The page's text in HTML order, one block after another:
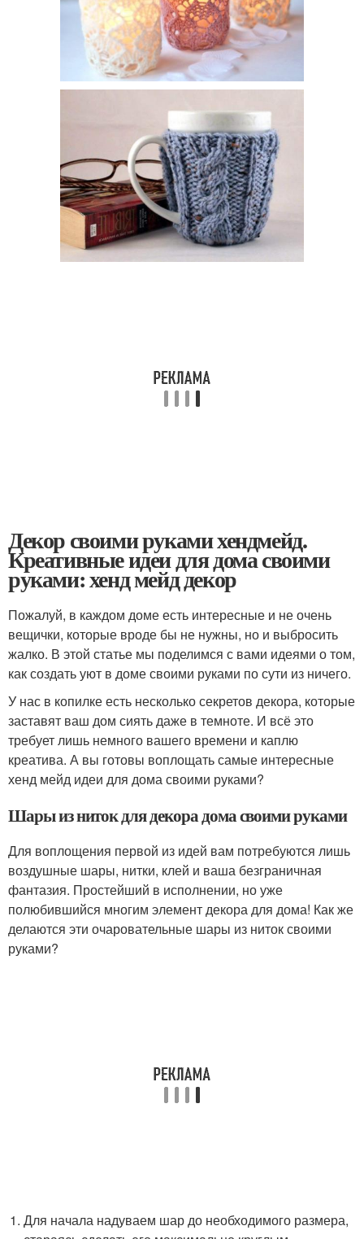
Декор своими руками хендмейд.
Креативные идеи для дома своими
руками: хенд мейд декор
Пожалуй, в каждом доме есть интересные и не очень
вещички, которые вроде бы не нужны, но и выбросить
жалко. В этой статье мы поделимся с вами идеями о том,
как создать уют в доме своими руками по сути из ничего.
У нас в копилке есть несколько секретов декора, которые
заставят ваш дом сиять даже в темноте. И всё это
требует лишь немного вашего времени и каплю
креатива. А вы готовы воплощать самые интересные
хенд мейд идеи для дома своими руками?
Шары из ниток для декора дома своими руками
Для воплощения первой из идей вам потребуются лишь
воздушные шары, нитки, клей и ваша безграничная
фантазия. Простейший в исполнении, но уже
полюбившийся многим элемент декора для дома! Как же
делаются эти очаровательные шары из ниток своими
руками?
Для начала надуваем шар до необходимого размера,